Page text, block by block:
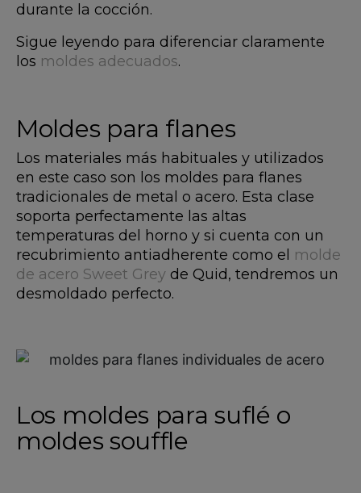
durante la cocción.
Sigue leyendo para diferenciar claramente
los moldes adecuados.
Moldes para flanes
Los materiales más habituales y utilizados
en este caso son los moldes para flanes
tradicionales de metal o acero. Esta clase
soporta perfectamente las altas
temperaturas del horno y si cuenta con un
recubrimiento antiadherente como el molde
de acero Sweet Grey de Quid, tendremos un
desmoldado perfecto.
Los moldes para suflé o
moldes souffle